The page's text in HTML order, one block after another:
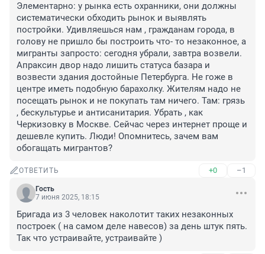
Элементарно: у рынка есть охранники, они должны
систематически обходить рынок и выявлять
постройки. Удивляешься нам , гражданам города, в
голову не пришло бы построить что- то незаконное, а
мигранты запросто: сегодня убрали, завтра возвели.
Апраксин двор надо лишить статуса базара и
возвести здания достойные Петербурга. Не гоже в
центре иметь подобную барахолку. Жителям надо не
посещать рынок и не покупать там ничего. Там: грязь
, бескультурье и антисанитария. Убрать , как
Черкизовку в Москве. Сейчас через интернет проще и
дешевле купить. Люди! Опомнитесь, зачем вам
обогащать мигрантов?
ОТВЕТИТЬ +0 –1
Гость
7 июня 2025, 18:15
Бригада из 3 человек наколотит таких незаконных
построек ( на самом деле навесов) за день штук пять.
Так что устраивайте, устраивайте )